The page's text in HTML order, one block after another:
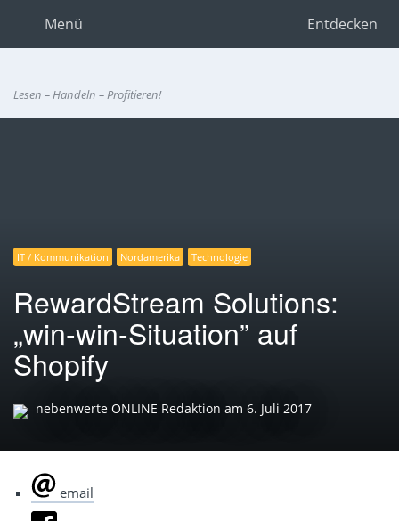
Entdecken
Menü
Lesen – Handeln – Profitieren!
IT / Kommunikation Nordamerika Technologie
RewardStream Solutions:
„win-win-Situation” auf
Shopify
nebenwerte ONLINE Redaktion am 6. Juli 2017
email